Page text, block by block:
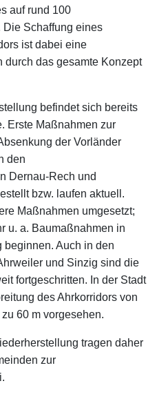
auf rund 100
Die Schaffung eines
ist dabei eine
durch das gesamte Konzept
befindet sich bereits
Erste Maßnahmen zur
der Vorländer
den
Dernau-Rech und
bzw. laufen aktuell.
Maßnahmen umgesetzt;
u. a. Baumaßnahmen in
beginnen. Auch in den
und Sinzig sind die
fortgeschritten. In der Stadt
des Ahrkorridors von
60 m vorgesehen.
tragen daher
zur